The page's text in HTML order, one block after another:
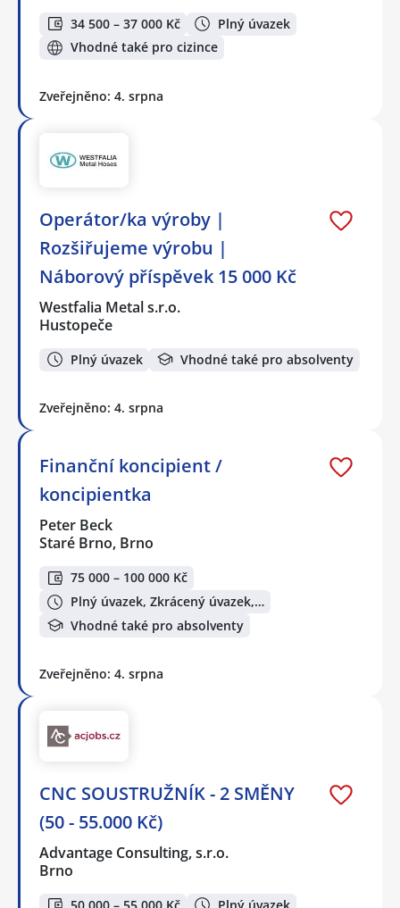
34 500 – 37 000 Kč
Plný úvazek
Vhodné také pro cizince
Zveřejněno: 4. srpna
Operátor/ka výroby |
Rozšiřujeme výrobu |
Náborový příspěvek 15 000 Kč
Westfalia Metal s.r.o.
Hustopeče
Plný úvazek Vhodné také pro absolventy
Zveřejněno: 4. srpna
Finanční koncipient /
koncipientka
Peter Beck
Staré Brno, Brno
75 000 – 100 000 Kč
Plný úvazek, Zkrácený úvazek,…
Vhodné také pro absolventy
Zveřejněno: 4. srpna
CNC SOUSTRUŽNÍK - 2 SMĚNY
(50 - 55.000 Kč)
Advantage Consulting, s.r.o.
Brno